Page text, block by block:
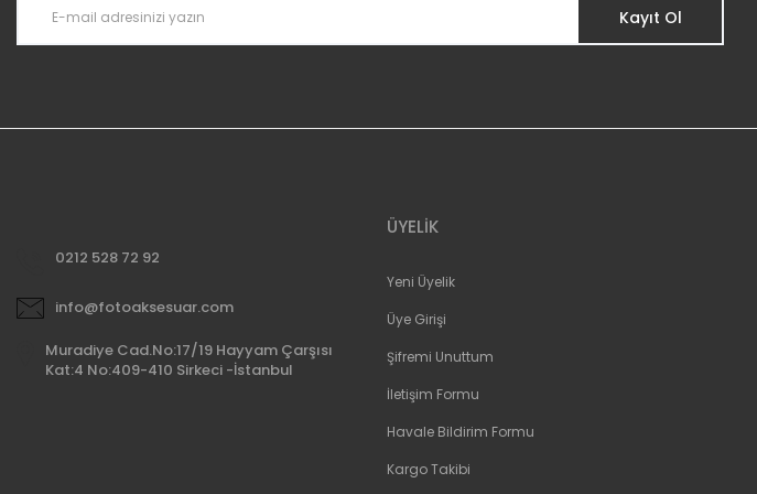
Kayıt Ol
0212 528 72 92
info@fotoaksesuar.com
Muradiye Cad.No:17/19 Hayyam Çarşısı
Kat:4 No:409-410 Sirkeci -İstanbul
ÜYELİK
Yeni Üyelik
Üye Girişi
Şifremi Unuttum
İletişim Formu
Havale Bildirim Formu
Kargo Takibi